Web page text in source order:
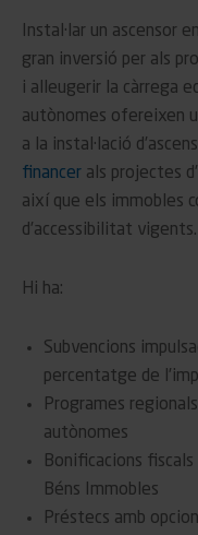
Instal·lar un ascensor
gran inversió per als
i alleugerir la càrrega
autònomes ofereixen
a la instal·lació
financer als projectes
així que els immobles
d’accessibilitat vigents.
Hi ha:
Subvencions
percentatge de
Programes
autònomes
Bonificacions fiscals
Béns Immobles
Préstecs amb